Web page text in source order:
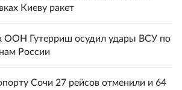
Киеву ракет
ООН Гутерриш осудил удары ВСУ по
России
Сочи 27 рейсов отменили и 64